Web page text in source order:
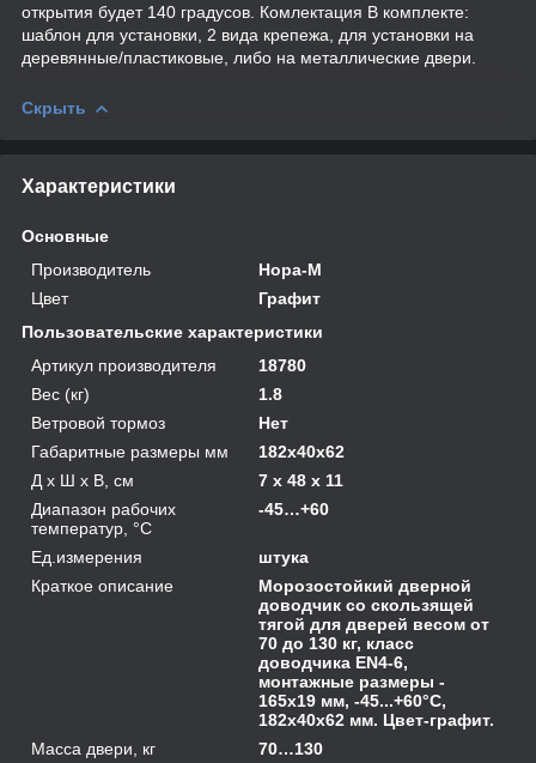
открытия будет 140 градусов. Комлектация В комплекте:
шаблон для установки, 2 вида крепежа, для установки на
деревянные/пластиковые, либо на металлические двери.
Скрыть
Характеристики
Основные
Производитель
Нора-М
Цвет
Графит
Пользовательские характеристики
Артикул производителя
18780
Вес (кг)
1.8
Ветровой тормоз
Нет
Габаритные размеры мм
182х40х62
Д х Ш х В, см
7 x 48 x 11
Диапазон рабочих
температур, °С
-45…+60
Ед.измерения
штука
Краткое описание
Морозостойкий дверной
доводчик со скользящей
тягой для дверей весом от
70 до 130 кг, класс
доводчика EN4-6,
монтажные размеры -
165х19 мм, -45...+60°С,
182х40х62 мм. Цвет-графит.
Масса двери, кг
70…130